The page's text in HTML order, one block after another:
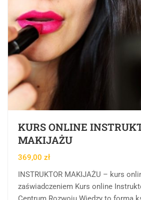
KURS ONLINE
MAKIJAŻU
369,00 zł
INSTRUKTOR MAKIJAŻU – kurs
zaświadczeniem Kurs online